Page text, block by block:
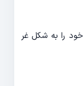
خود را به شکل غر